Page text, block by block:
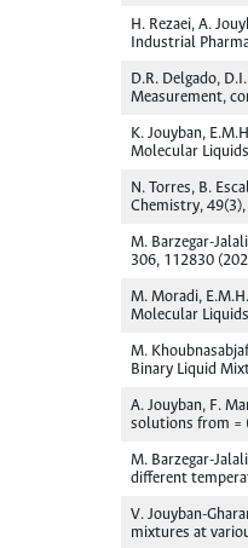
H. Rezaei, A.
Industrial
D.R. Delgado,
Measurement,
K. Jouyban,
Molecular
N. Torres, B.
Chemistry,
M. Barzegar-
306, 112830
M. Moradi,
Molecular
M.
Binary Liquid
A. Jouyban, F.
solutions from =
M. Barzegar-
different
V. Jouyban-
mixtures at